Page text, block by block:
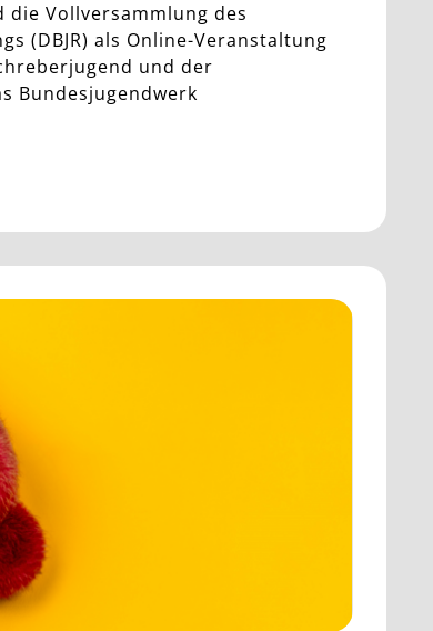
die Vollversammlung des
(DBJR) als Online-Veranstaltung
und der
Bundesjugendwerk